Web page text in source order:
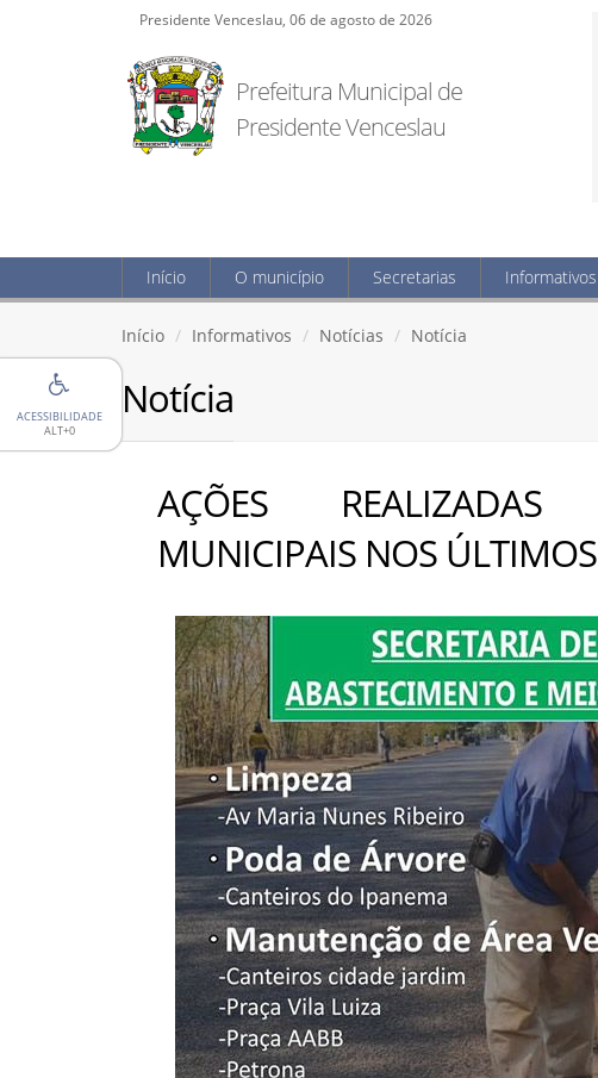
ACESSIBILIDADE
ALT+0
Presidente Venceslau, 06 de agosto de 2026
Prefeitura Municipal de
Presidente Venceslau
Início O município Secretarias Informativos
Início Informativos Notícias Notícia
Notícia
AÇÕES REALIZADAS
MUNICIPAIS NOS